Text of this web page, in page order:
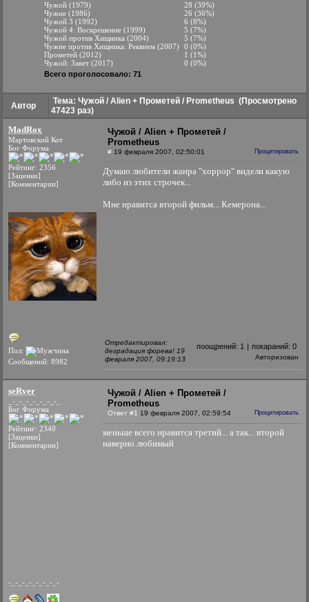
Чужой (1979)
28 (39%)
Чужие (1986)
26 (36%)
Чужой 3 (1992)
6 (8%)
Чужой 4: Воскрешение (1999)
5 (7%)
Чужой против Хищника (2004)
5 (7%)
Чужие против Хищника: Реквием (2007)
0 (0%)
Прометей (2012)
1 (1%)
Чужой: Завет (2017)
0 (0%)
Всего проголосовало: 71
Автор Тема: Чужой / Alien + Прометей / Prometheus (Просмотрено
47423 раз)
MadRox
Мартовский Кот
Бог Форума
Рейтинг: 2356
[Заценки]
[Комментарии]
Пол:
Сообщений: 8982
Чужой / Alien + Прометей /
Prometheus
# 19 февраля 2007, 02:50:01 Процитировать
Думаю любители жанра "хоррор" видели какую
либо из этих строчек...
Мне нравитса второй фильм... Кемерона...
Отредактировал:
деградация форева! 19
февраля 2007, 09:19:13
поощрений: 1 | покараний: 0
Авторизован
seRver
_-_-_-_-_-_-_-_
Бог Форума
Рейтинг: 2340
[Заценки]
[Комментарии]
-_-_-_-_-_-_-_-
Чужой / Alien + Прометей /
Prometheus
Ответ #1 19 февраля 2007, 02:59:54 Процитировать
меньше всего нравится третий... а так... второй
наверно любимый